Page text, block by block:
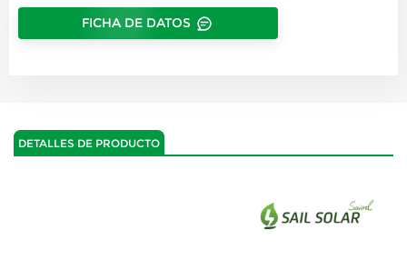
FICHA DE DATOS
DETALLES DE PRODUCTO